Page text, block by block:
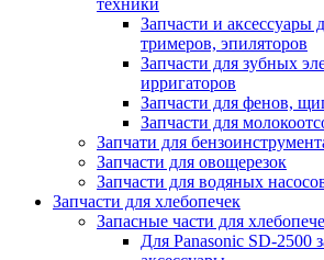
техники
Запчасти и аксессуары
тримеров, эпиляторов
Запчасти для зубных
ирригаторов
Запчасти для фенов,
Запчасти для
Запчати для
Запчасти для овощерезок
Запчасти для водяных
Запчасти для хлебопечек
Запасные части для
Для Panasonic SD-2500